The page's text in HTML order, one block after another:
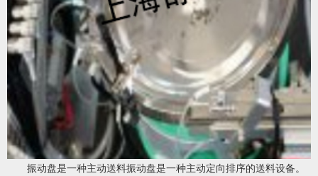
振动盘是一种主动送料振动盘是一种主动定向排序的送料设备。